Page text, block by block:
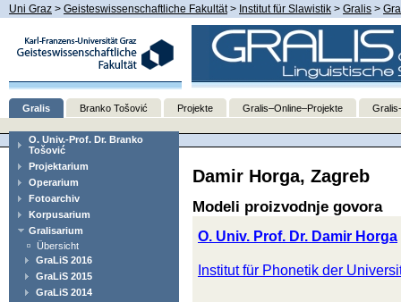
Uni Graz > Geisteswissenschaftliche Fakultät> Institut für Slawistik > Gralis >
Gralis Branko Tošović Projekte Gralis–Online–Projekte
O. Univ.-Prof. Dr. Branko
Tošović
Projektarium
Operarium
Fotoarchiv
Korpusarium
Gralisarium
Übersicht
GraLiS 2016
GraLiS 2015
GraLiS 2014
Damir Horga, Zagreb
Modeli proizvodnje govora
O. Univ. Prof. Dr. Damir Horga
Institut für Phonetik der